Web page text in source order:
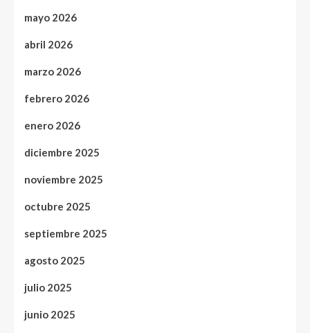
mayo 2026
abril 2026
marzo 2026
febrero 2026
enero 2026
diciembre 2025
noviembre 2025
octubre 2025
septiembre 2025
agosto 2025
julio 2025
junio 2025